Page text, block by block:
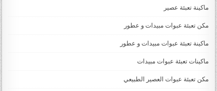
ماكينة تعبئة عصير
مكن تعبئة عبوات مبيدات و عطور
ماكينة تعبئة عبوات مبيدات و عطور
ماكينات تعبئة عبوات مبيدات
مكن تعبئة عبوات العصير الطبيعي